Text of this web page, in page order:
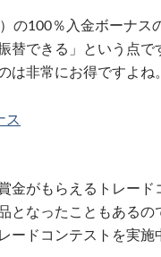
の100％入金ボーナス
替できる」という点
は非常にお得ですよね。
ス
金がもらえるトレード
となったこともある
ードコンテストを実施